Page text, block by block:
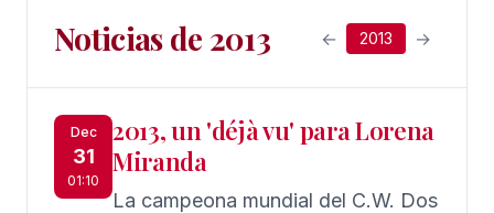
Noticias de 2013 ← 2013 →
Dec
31
01:10
2013, un 'déjà vu' para Lorena
Miranda
La campeona mundial del C.W. Dos